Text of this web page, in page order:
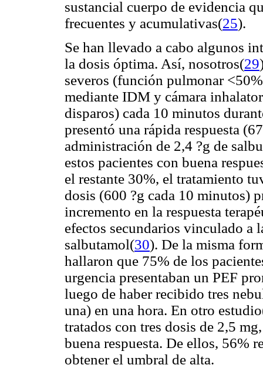
sustancial cuerpo de evidencia
frecuentes y acumulativas(25).
Se han llevado a cabo algunos
la dosis óptima. Así, nosotros(29
severos (función pulmonar
mediante IDM y cámara
disparos) cada 10 minutos
presentó una rápida respuesta
administración de 2,4 ?g de
estos pacientes con buena
el restante 30%, el tratamiento
dosis (600 ?g cada 10 minutos)
incremento en la respuesta
efectos secundarios vinculado a
salbutamol(30). De la misma
hallaron que 75% de los
urgencia presentaban un PEF
luego de haber recibido tres
una) en una hora. En otro
tratados con tres dosis de 2,5
buena respuesta. De ellos, 56%
obtener el umbral de alta.